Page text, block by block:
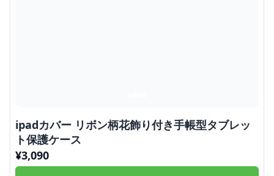
ipadカバー リボン柄花飾り付き手帳型タブレッ
ト保護ケース
¥3,090